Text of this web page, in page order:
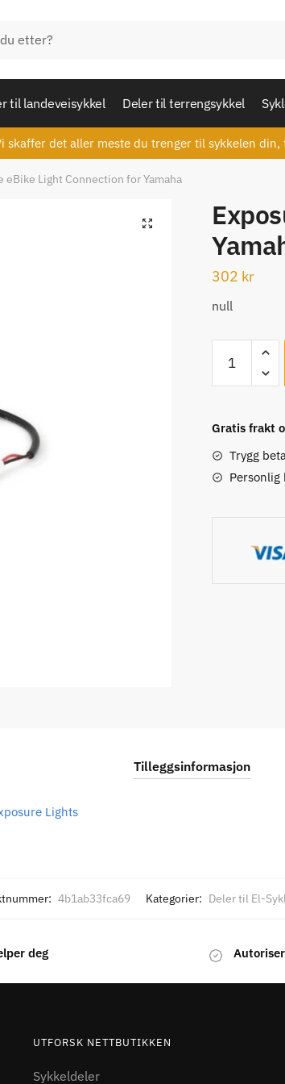
til landeveisykkel Deler til terrengsykkel
skaffer det aller meste du trenger til sykkelen din,
eBike Light Connection for Yamaha
🔍
302 kr
null
Exposure
eBike
Light
for
Yamaha
antall
Gratis frakt
Trygg
Personlig
Tilleggsinformasjon
Lights
4b1ab33fca69 Kategorier: Deler til El-
deg
UTFORSK NETTBUTIKKEN
Sykkeldeler